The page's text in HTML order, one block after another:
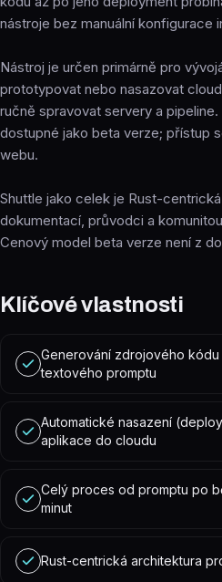
nástroje bez manuální konfigurace
Nástroj je určen primárně pro
prototypovat nebo nasazovat
ručně spravovat servery a
dostupné jako beta verze; přístup
webu.
Shuttle jako celek je Rust-
dokumentací, průvodci a
Cenový model beta verze není z
Klíčové vlastnosti
Generování zdrojového
textového promptu
Automatické nasazení
aplikace do cloudu
Celý proces od promptu po
minut
Rust-centrická architektura